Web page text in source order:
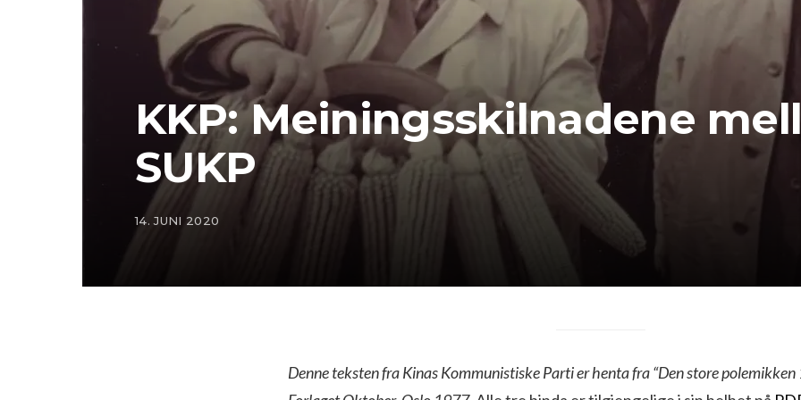
KKP: Meiningsskilnadene
SUKP
14. JUNI 2020
Denne teksten fra Kinas Kommunistiske Parti er henta fra “Den store